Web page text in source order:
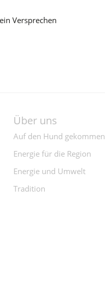
Versprechen
Über uns
Auf den Hund gekommen
Energie für die Region
Energie und Umwelt
Tradition